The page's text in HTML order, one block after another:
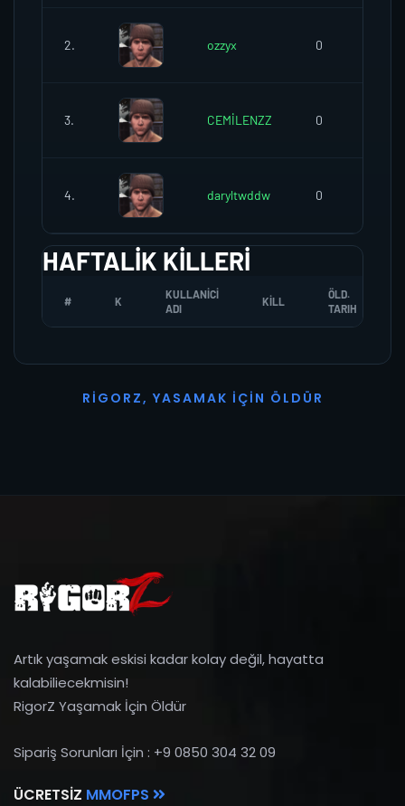
2. ozzyx 0
3. CEMİLENZZ 0
4. daryltwddw 0
HAFTALIK KILLERI
# K
KULLANICI
ADI
KILL
ÖLD.
TARIH
R I G O R Z, YASAMAK İ ÇI N Ö L D Ü R
Artık yaşamak eskisi kadar kolay değil, hayatta
kalabiliecekmisin!
RigorZ Yaşamak İçin Öldür
Sipariş Sorunları İçin : +9 0850 304 32 09
ÜCRETSIZ MMOFPS